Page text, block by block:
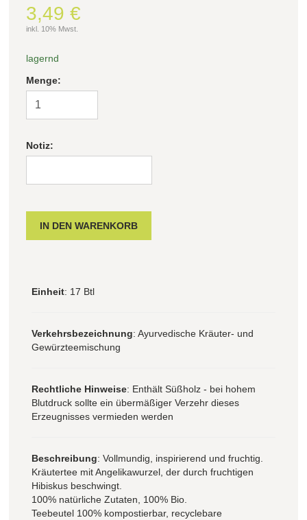
3,49 €
inkl. 10% Mwst.
lagernd
Menge:
Notiz:
Einheit: 17 Btl
Verkehrsbezeichnung: Ayurvedische Kräuter- und
Gewürzteemischung
Rechtliche Hinweise: Enthält Süßholz - bei hohem
Blutdruck sollte ein übermäßiger Verzehr dieses
Erzeugnisses vermieden werden
Beschreibung: Vollmundig, inspirierend und fruchtig.
Kräutertee mit Angelikawurzel, der durch fruchtigen
Hibiskus beschwingt.
100% natürliche Zutaten, 100% Bio.
Teebeutel 100% kompostierbar, recyclebare